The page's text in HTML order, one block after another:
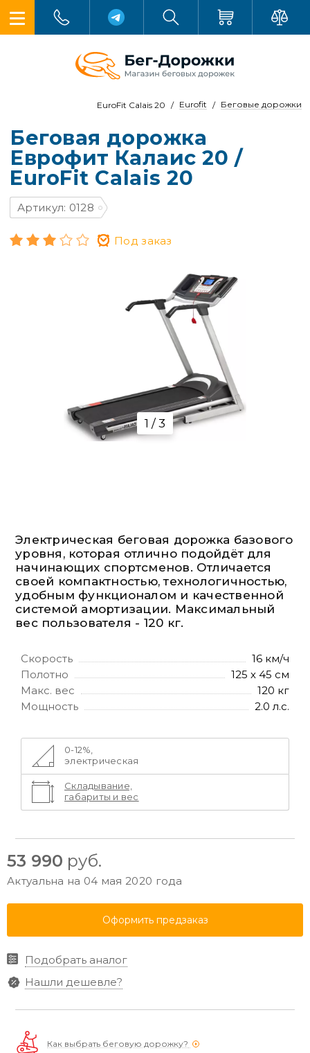
Беговые дорожки
Eurofit
EuroFit Сalais 20
Беговая дорожка
Еврофит Калаис 20 /
EuroFit Сalais 20
Артикул: 0128
Под заказ
1 / 3
Электрическая беговая дорожка базового
уровня, которая отлично подойдёт для
начинающих спортсменов. Отличается
своей компактностью, технологичностью,
удобным функционалом и качественной
системой амортизации. Максимальный
вес пользователя - 120 кг.
Скорость
16 км/ч
Полотно
125 х 45 см
Макс. вес
120 кг
Мощность
2.0 л.с.
0-12%,
электрическая
Складывание,
габариты и вес
53 990 руб.
Актуальна на 04 мая 2020 года
Оформить предзаказ
Подобрать аналог
Нашли дешевле?
Как выбрать беговую дорожку?